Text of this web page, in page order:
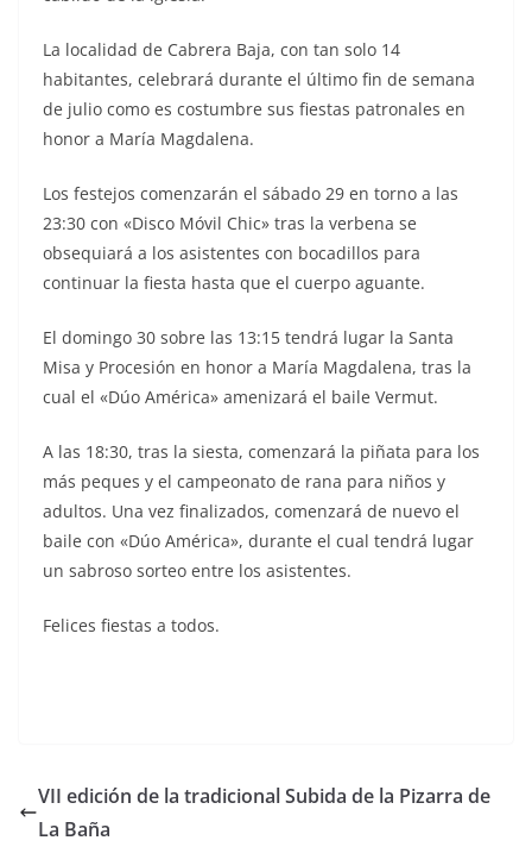
La localidad de Cabrera Baja, con tan solo 14
habitantes, celebrará durante el último fin de semana
de julio como es costumbre sus fiestas patronales en
honor a María Magdalena.
Los festejos comenzarán el sábado 29 en torno a las
23:30 con «Disco Móvil Chic» tras la verbena se
obsequiará a los asistentes con bocadillos para
continuar la fiesta hasta que el cuerpo aguante.
El domingo 30 sobre las 13:15 tendrá lugar la Santa
Misa y Procesión en honor a María Magdalena, tras la
cual el «Dúo América» amenizará el baile Vermut.
A las 18:30, tras la siesta, comenzará la piñata para los
más peques y el campeonato de rana para niños y
adultos. Una vez finalizados, comenzará de nuevo el
baile con «Dúo América», durante el cual tendrá lugar
un sabroso sorteo entre los asistentes.
Felices fiestas a todos.
VII edición de la tradicional Subida de la Pizarra de
La Baña